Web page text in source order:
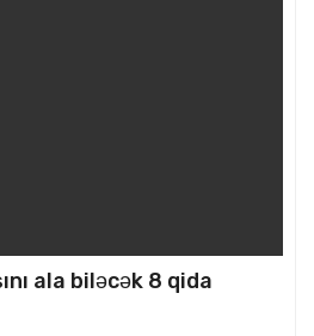
ala biləcək 8 qida